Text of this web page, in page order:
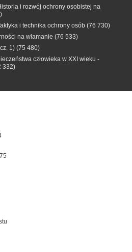
i rozwój ochrony osobistej na
i technika ochrony osób (76 730)
na włamanie (76 533)
1) (75 480)
człowieka w XXI wieku -
332)